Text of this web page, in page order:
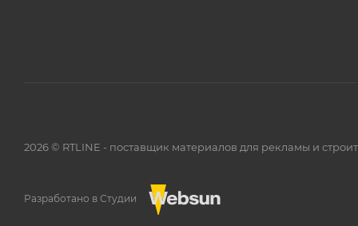
2026 © RTLINE - поставщик материалов для рекламы и
Разработано в Студии